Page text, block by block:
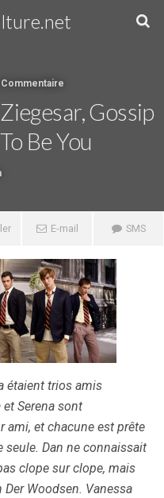
Commentaire
Gossip
Be You
E-mail SMS
étaient trios amis
Serena sont
ami, et chacune est prête
seule. Dan ne connaissait
clope sur clope, mais
Woodsen. Vanessa